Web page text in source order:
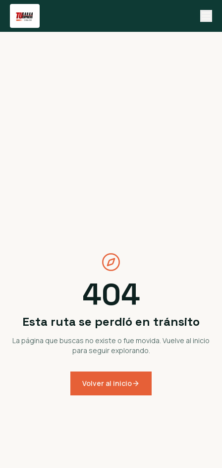
404
Esta ruta se perdió en tránsito
La página que buscas no existe o fue movida. Vuelve al inicio
para seguir explorando.
Volver al inicio